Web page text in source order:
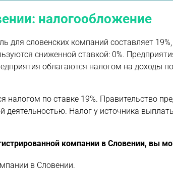
налогообложение
для словенских компаний составляет
сниженной ставкой: 0%.
облагаются налогом на доходы
налогом по ставке 19%. Правительство
деятельностью. Налог у источника
компании в Словении, вы
в Словении.